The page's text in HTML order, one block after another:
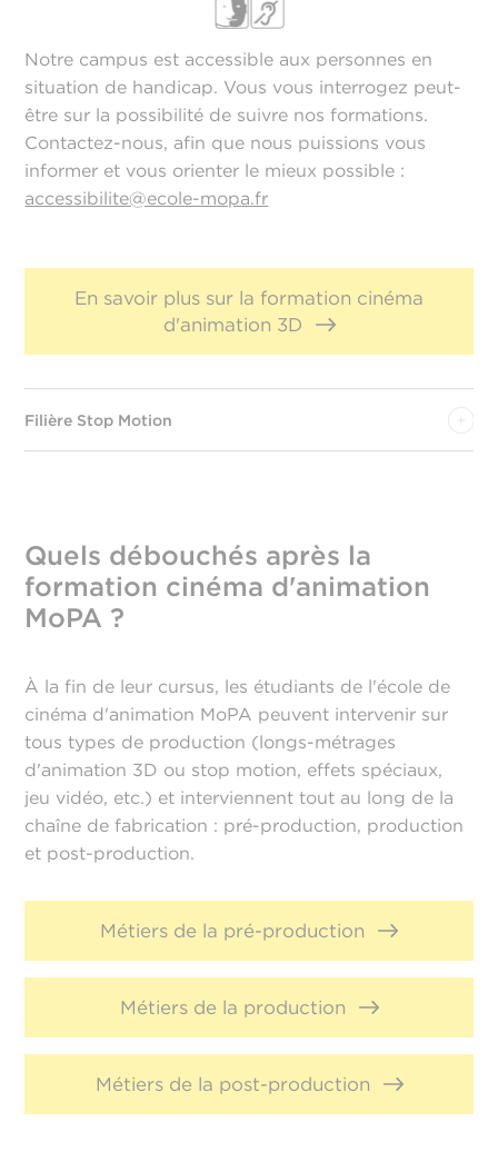
Notre campus est accessible aux personnes en
situation de handicap. Vous vous interrogez peut-
être sur la possibilité de suivre nos formations.
Contactez-nous, afin que nous puissions vous
informer et vous orienter le mieux possible :
accessibilite@ecole-mopa.fr
En savoir plus sur la formation cinéma
d'animation 3D
Filière Stop Motion
Quels débouchés après la
formation cinéma d'animation
MoPA ?
À la fin de leur cursus, les étudiants de l'école de
cinéma d'animation MoPA peuvent intervenir sur
tous types de production (longs-métrages
d'animation 3D ou stop motion, effets spéciaux,
jeu vidéo, etc.) et interviennent tout au long de la
chaîne de fabrication : pré-production, production
et post-production.
Métiers de la pré-production
Métiers de la production
Métiers de la post-production